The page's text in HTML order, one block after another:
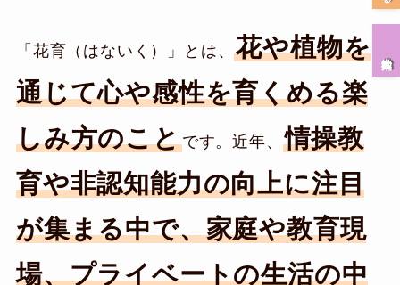
「花育（はないく）」とは、花や植物を
通じて心や感性を育くめる楽
しみ方のことです。近年、 情操教
育や非認知能力の向上に注目
が集まる中で、家庭や教育現
場、プライベートの生活の中